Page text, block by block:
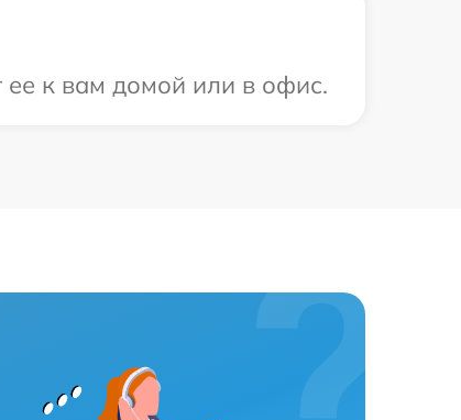
к вам домой или в офис.